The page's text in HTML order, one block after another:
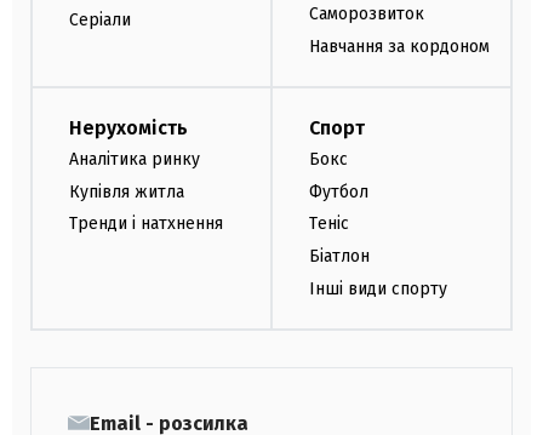
Серіали
Саморозвиток
Навчання за кордоном
Нерухомість
Аналітика ринку
Купівля житла
Тренди і натхнення
Спорт
Бокс
Футбол
Теніс
Біатлон
Інші види спорту
Email - розсилка